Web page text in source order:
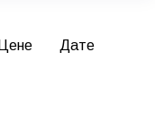
Цене
Дате